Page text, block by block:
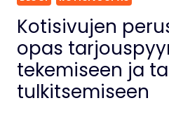
Kotisivujen
opas
tekemiseen ja
tulkitsemiseen